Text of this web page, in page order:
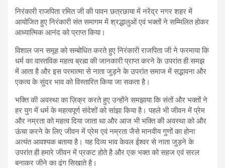
निरंकारी राजपिता रमित जी की पावन छत्रछाया में नरेंद्र नगर शहर में
आयोजित हुए निरंकारी संत समागम में श्रद्धालुओं एवं भक्तों ने सम्मिलित होकर
आध्यात्मिक आनंद को प्राप्त किया।
विशाल जन समूह को सम्बोधित करते हुए निरंकारी राजपिता जी ने फरमाया कि
धर्म का वास्तविक महत्व ब्रह्म की जानकारी प्राप्त करने के उपरांत ही समझ
में आता है और इस परमात्मा से नाता जुड़ने के उपरांत समाज में सद्भावना और
एकत्व के सुंदर भाव को विस्तारित किया जा सकता है।
भक्ति की अवस्था का ज़िक्र करते हुए उन्होंने समझाया कि संतों और भक्तों ने
हर युग में धर्म के महत्वपूर्ण संदेशों को सांझा किया है। पहले भी जीवन में प्रेम
और नम्रता को महत्व दिया जाता था और आज भी भक्ति की अवस्था को और
ऊंचा करने के लिए जीवन में प्रेम एवं नम्रता जैसे मानवीय गुणों का होना
अत्यंत आवश्यक बताया है। यह दिव्य भाव केवल ईश्वर से नाता जुड़ने के
उपरांत ही हमारे जीवन में प्रकट होते है और एक भक्त को सहज एवं सरल
बनाकर जीने का ढंग सिखाते है।